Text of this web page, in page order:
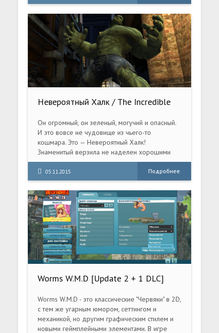
Невероятный Халк / The Incredible
Он огромный, он зеленый, могучий и опасный.
И это вовсе не чудовище из чьего-то
кошмара. Это — Невероятный Халк!
Знаменитый верзила не наделен хорошими
манерами, зато обладает воистину
богатырской силой и добрым нравом. Он
крушит стены, выбивает двери, но лишь для
того, чтобы одолеть опасных злодеев и
придти на помощь порядочным людям.
05.11.2015 Подробнее
Worms W.M.D [Update 2 + 1 DLC]
(2016) PC | RePack от xatab
Worms W.M.D - это классические "Червяки" в 2D,
с тем же угарным юмором, сеттингом и
механикой, но другим графическим стилем и
новыми геймплейными элементами. В игре